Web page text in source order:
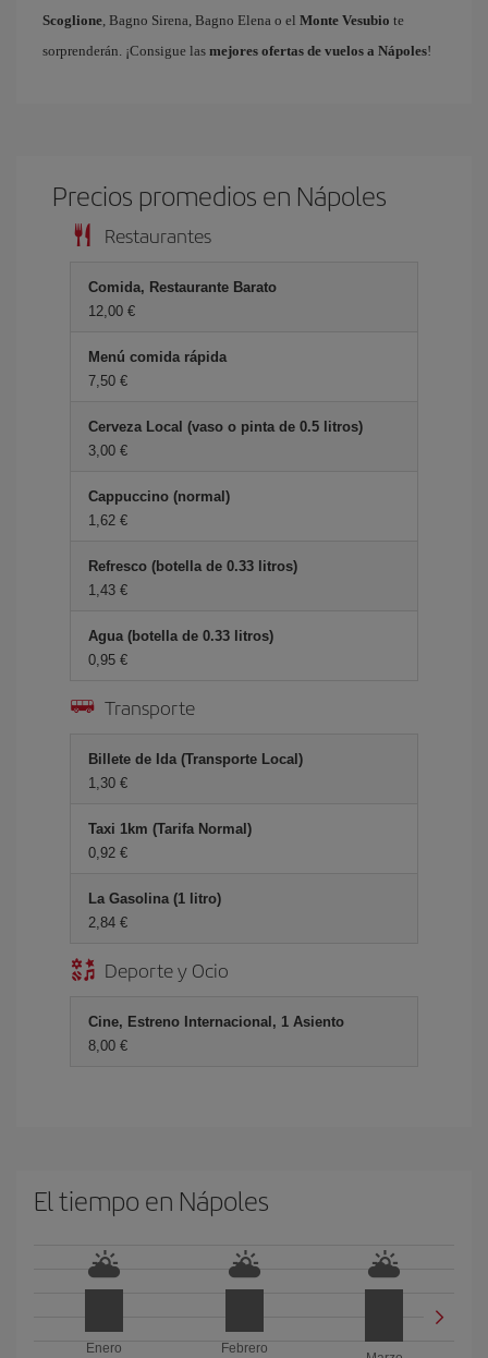
Scoglione , Bagno Sirena, Bagno Elena o el Monte Vesubio te
sorprenderán. ¡Consigue las mejores ofertas de vuelos a Nápoles!
Precios promedios en Nápoles
Restaurantes
Comida, Restaurante Barato
12,00 €
Menú comida rápida
7,50 €
Cerveza Local (vaso o pinta de 0.5 litros)
3,00 €
Cappuccino (normal)
1,62 €
Refresco (botella de 0.33 litros)
1,43 €
Agua (botella de 0.33 litros)
0,95 €
Transporte
Billete de Ida (Transporte Local)
1,30 €
Taxi 1km (Tarifa Normal)
0,92 €
La Gasolina (1 litro)
2,84 €
Deporte y Ocio
Cine, Estreno Internacional, 1 Asiento
8,00 €
El tiempo en Nápoles
Enero Febrero